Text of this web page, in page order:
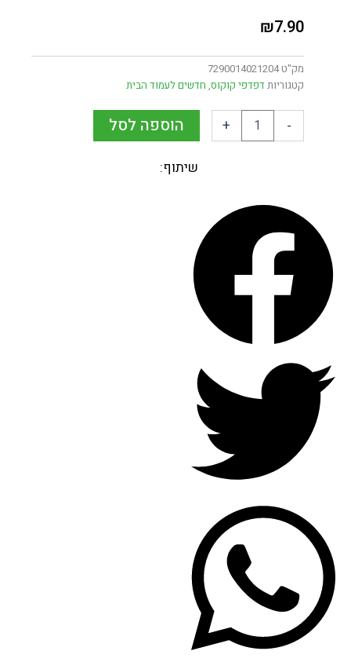
₪7.90
מק"ט7290014021204
קטגוריותדפדפי קוקוס,חדשים לעמוד הבית
הוספה לסל
שיתוף: